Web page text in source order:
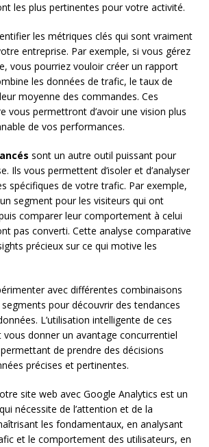
les plus pertinentes pour votre activité.
les métriques clés qui sont vraiment
entreprise. Par exemple, si vous gérez
vous pourriez vouloir créer un rapport
les données de trafic, le taux de
moyenne des commandes. Ces
vous permettront d’avoir une vision plus
de vos performances.
sont un autre outil puissant pour
Ils vous permettent d’isoler et d’analyser
spécifiques de votre trafic. Par exemple,
segment pour les visiteurs qui ont
comparer leur comportement à celui
pas converti. Cette analyse comparative
précieux sur ce qui motive les
avec différentes combinaisons
pour découvrir des tendances
L’utilisation intelligente de ces
donner un avantage concurrentiel
de prendre des décisions
précises et pertinentes.
site web avec Google Analytics est un
nécessite de l’attention et de la
les fondamentaux, en analysant
et le comportement des utilisateurs, en